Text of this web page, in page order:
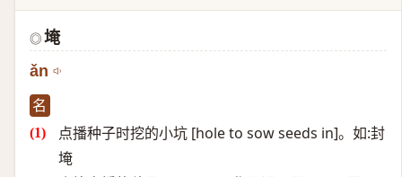
◎ 埯
ǎn
名
点播种子时挖的小坑 [hole to sow seeds in]。如:封
埯